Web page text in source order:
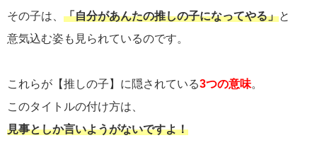
その子は、 「自分があんたの推しの子になってやる」と
意気込む姿も見られているのです。
これらが【推しの子】に隠されている3つの意味。
このタイトルの付け方は、
見事としか言いようがないですよ！